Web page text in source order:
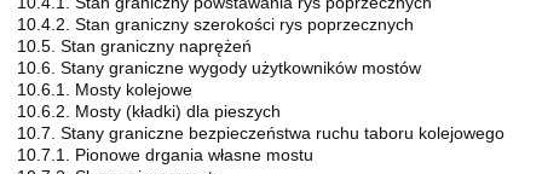
10.4.2. Stan graniczny szerokości rys poprzecznych
10.5. Stan graniczny naprężeń
10.6. Stany graniczne wygody użytkowników mostów
10.6.1. Mosty kolejowe
10.6.2. Mosty (kładki) dla pieszych
10.7. Stany graniczne bezpieczeństwa ruchu taboru kolejowego
10.7.1. Pionowe drgania własne mostu